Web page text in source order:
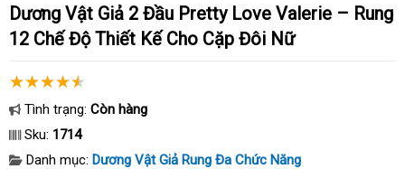
Dương Vật Giả 2 Đầu Pretty Love Valerie – Rung
12 Chế Độ Thiết Kế Cho Cặp Đôi Nữ
Tình trạng: Còn hàng
Sku: 1714
Danh mục: Dương Vật Giả Rung Đa Chức Năng